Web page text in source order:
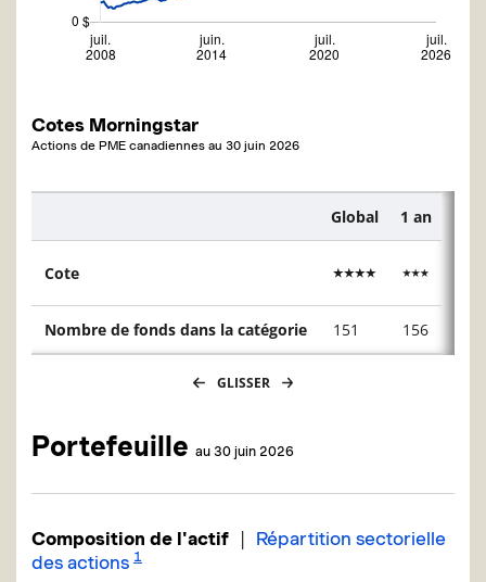
Cotes Morningstar
Actions de PME canadiennes au 30 juin 2026
Global 1 an
Cote
Nombre de fonds dans la catégorie 151 156
GLISSER
Portefeuille au 30 juin 2026
Composition de l'actif | Répartition sectorielle
des actions 1